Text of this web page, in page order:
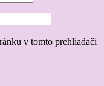
v tomto prehliadači